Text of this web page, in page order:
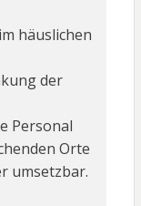
häuslichen
der
Personal
Orte
umsetzbar.